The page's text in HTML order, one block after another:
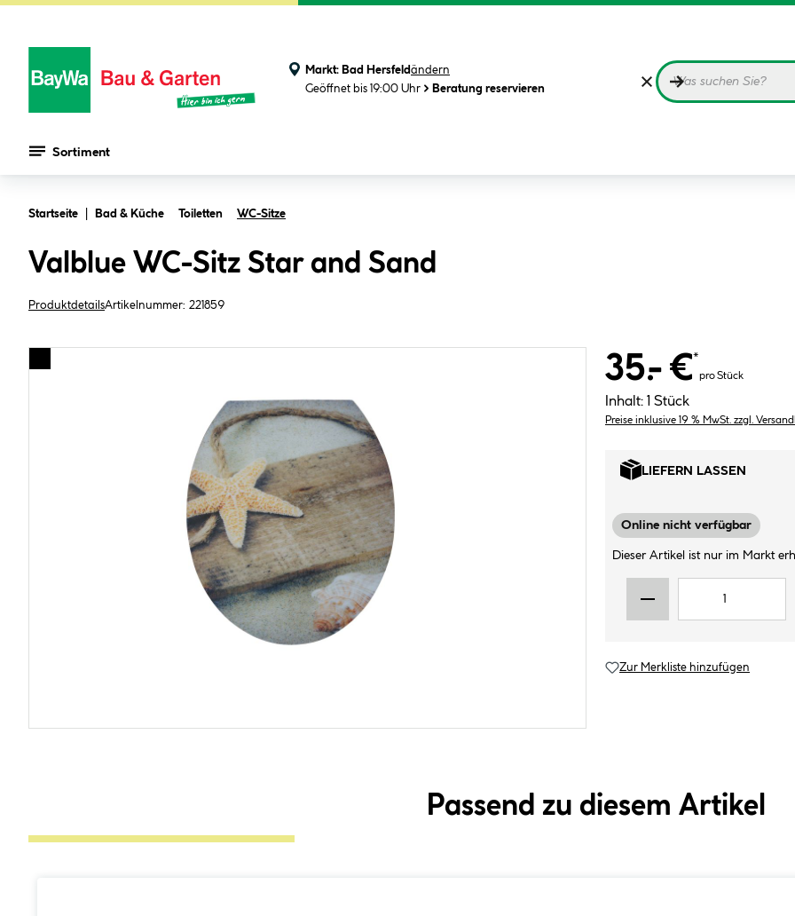
Markt: Bad Hersfeldändern
Geöffnet bis 19:00 Uhr
Beratung reservieren
Sortiment
Startseite Bad & Küche Toiletten WC-Sitze
Valblue WC-Sitz Star and Sand
ProduktdetailsArtikelnummer: 221859
35.- €*
pro Stück
Inhalt: 1 Stück
Preise inklusive 19 % MwSt. zzgl.
LIEFERN LASSEN
Online nicht verfügbar
Dieser Artikel ist nur im Markt
Zur Merkliste hinzufügen
Passend zu diesem Artikel